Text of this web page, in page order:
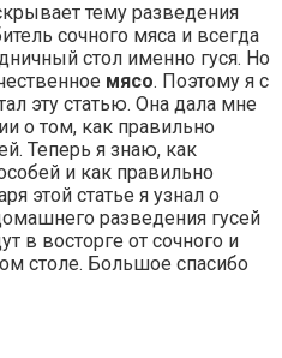
тему разведения
сочного мяса и всегда
стол именно гуся. Но
мясо. Поэтому я с
эту статью. Она дала мне
о том, как правильно
Теперь я знаю, как
и как правильно
этой статье я узнал о
разведения гусей
в восторге от сочного и
столе. Большое спасибо